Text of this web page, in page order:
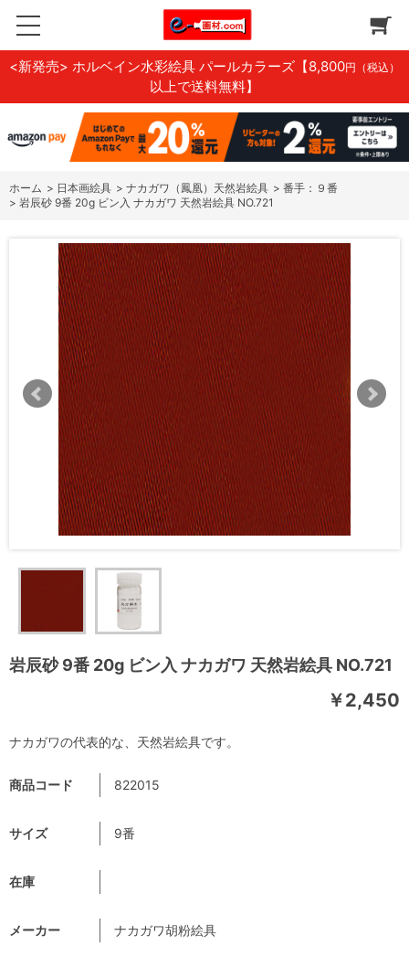
<新発売> ホルベイン水彩絵具 パールカラーズ 【8,800円（税込）
以上で送料無料】
ホーム > 日本画絵具 > ナカガワ（鳳凰）天然岩絵具 > 番手：９番
> 岩辰砂 9番 20g ビン入 ナカガワ 天然岩絵具 NO.721
岩辰砂 9番 20g ビン入 ナカガワ 天然岩絵具 NO.721
￥2,450
商品コード 822015
サイズ 9番
在庫
メーカー ナカガワ胡粉絵具
ナカガワの代表的な、天然岩絵具です。